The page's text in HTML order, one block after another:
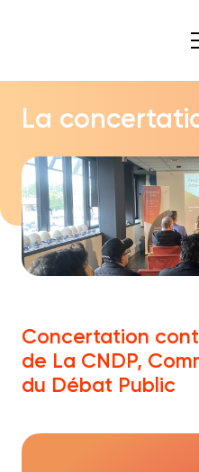
La
Concertation
de La CNDP,
du Débat Public